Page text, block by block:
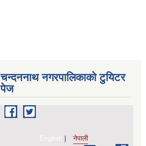
चन्दननाथ नगरपालिकाको टुयिटर
पेज